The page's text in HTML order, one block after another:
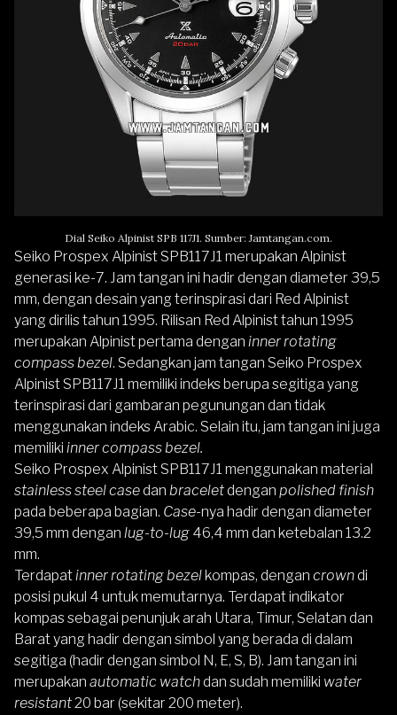
Dial Seiko Alpinist SPB 117J1. Sumber: Jamtangan.com.
Seiko Prospex Alpinist SPB117J1 merupakan Alpinist
generasi ke-7. Jam tangan ini hadir dengan diameter 39,5
mm, dengan desain yang terinspirasi dari Red Alpinist
yang dirilis tahun 1995. Rilisan Red Alpinist tahun 1995
merupakan Alpinist pertama dengan inner rotating
compass bezel. Sedangkan jam tangan Seiko Prospex
Alpinist SPB117J1 memiliki indeks berupa segitiga yang
terinspirasi dari gambaran pegunungan dan tidak
menggunakan indeks Arabic. Selain itu, jam tangan ini juga
memiliki inner compass bezel.
Seiko Prospex Alpinist SPB117J1 menggunakan material
stainless steel casedan braceletdengan polished finish
pada beberapa bagian. Case-nya hadir dengan diameter
39,5 mm dengan lug-to-lug 46,4 mm dan ketebalan 13.2
mm.
Terdapatinner rotating bezelkompas, dengan crowndi
posisi pukul 4 untuk memutarnya. Terdapat indikator
kompas sebagai penunjuk arah Utara, Timur, Selatan dan
Barat yang hadir dengan simbol yang berada di dalam
segitiga (hadir dengan simbol N, E, S, B). Jam tangan ini
merupakan automatic watchdan sudah memiliki water
resistant20 bar (sekitar 200 meter).